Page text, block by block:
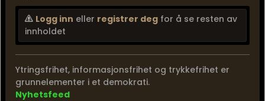
Logg inn eller registrer deg for å se resten av
innholdet
Ytringsfrihet, informasjonsfrihet og trykkefrihet er
grunnelementer i et demokrati.
Nyhetsfeed